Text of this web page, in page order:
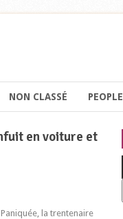
NON CLASSÉ PEOPLE
en voiture et
la trentenaire